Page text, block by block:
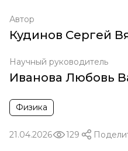
Автор
Кудинов Сергей
Научный руководитель
Иванова Любовь
Физика
21.04.2026 129